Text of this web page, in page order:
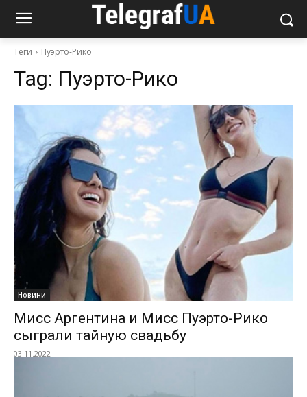
Теги Пуэрто-Рико
Tag: Пуэрто-Рико
Новини
Мисс Аргентина и Мисс Пуэрто-Рико
сыграли тайную свадьбу
03.11.2022